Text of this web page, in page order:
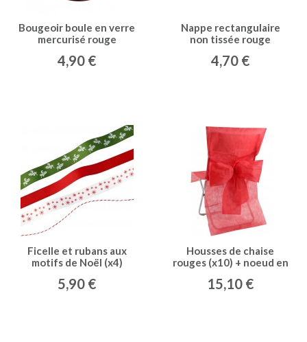
Bougeoir boule en verre
mercurisé rouge
4,90 €
Nappe rectangulaire
non tissée rouge
4,70 €
Ficelle et rubans aux
motifs de Noël (x4)
5,90 €
Housses de chaise
rouges (x10) + noeud en
15,10 €